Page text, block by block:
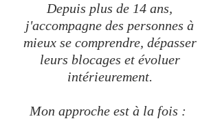
Depuis plus de 14 ans,
j'accompagne des personnes à
mieux se comprendre, dépasser
leurs blocages et évoluer
intérieurement.
Mon approche est à la fois :